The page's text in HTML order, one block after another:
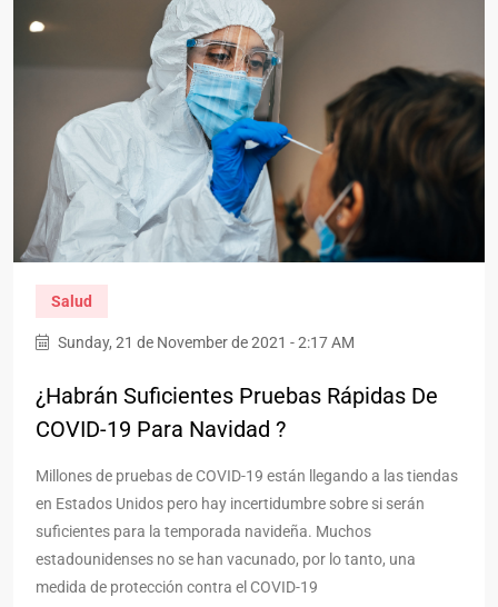
Salud
Sunday, 21 de November de 2021 - 2:17 AM
¿Habrán Suficientes Pruebas Rápidas De
COVID-19 Para Navidad ?
Millones de pruebas de COVID-19 están llegando a las tiendas
en Estados Unidos pero hay incertidumbre sobre si serán
suficientes para la temporada navideña. Muchos
estadounidenses no se han vacunado, por lo tanto, una
medida de protección contra el COVID-19